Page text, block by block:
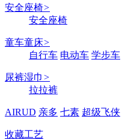
安全座椅>
安全座椅
童车童床>
自行车 电动车 学步车
尿裤湿巾 >
拉拉裤
AIRUD 亲多 七素 超级飞侠
收藏工艺